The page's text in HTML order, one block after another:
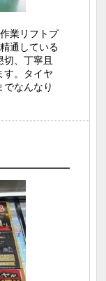
業リフトプ
通している
、丁寧且
す。タイヤ
なんなり